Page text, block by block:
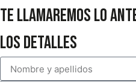
te llamaremos lo
los detalles